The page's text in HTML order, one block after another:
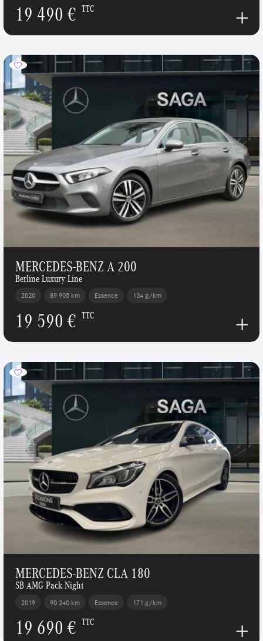
19 490 € TTC
MERCEDES-BENZ A 200
Berline Luxury Line
2020 89 905 km Essence 134 g/km
19 590 € TTC
MERCEDES-BENZ CLA 180
SB AMG Pack Night
2019 90 240 km Essence 171 g/km
19 690 € TTC